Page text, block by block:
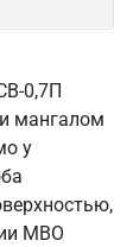
0,7П
мангалом
у
МВО